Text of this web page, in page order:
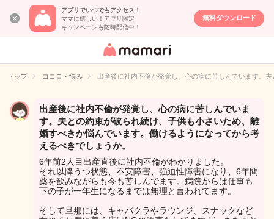
アプリでいつでもアクセス！
ママに嬉しい！アプリ限定
キャンペーンも随時配信中！
無料ダウンロード
女性専用匿名QA
イト
トップ ココロ・悩み 出産後に社内不倫が発覚し、心の病に苦しんでいます。
出産後に社内不倫が発覚し、心の病に苦しんでいま
す。夫との約束が破られ続け、子供も小さいため、離
婚すべきか悩んでいます。働けるようになってから考
えるべきでしょうか。
6年前2人目出産直後に社内不倫がわかりました。
それ以降うつ状態、不安障害、強迫性障害になり、6年間
薬を飲みながらも今も苦しんでます。病院からは仕事も
下の子が一年生になるまでは無理と言われてます。
そして旦那には、キャバクラやラウンジ、スナックなど